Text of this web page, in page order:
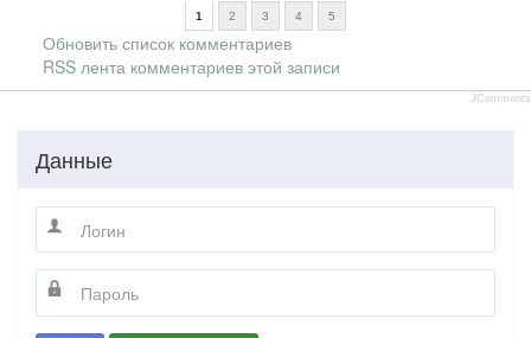
1 2 3 4 5
Обновить список комментариев
RSS лента комментариев этой записи
JComments
Данные